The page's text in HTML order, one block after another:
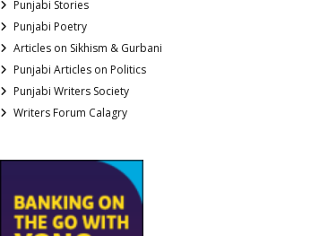
Punjabi Stories
Punjabi Poetry
Articles on Sikhism & Gurbani
Punjabi Articles on Politics
Punjabi Writers Society
Writers Forum Calagry